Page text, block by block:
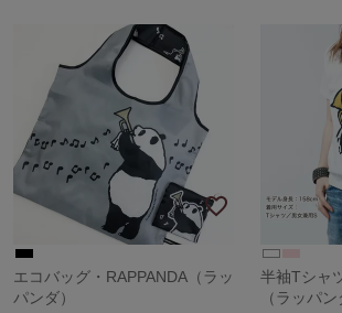
エコバッグ・RAPPANDA（ラッ
パンダ）
半袖Tシャ
（ラッパン